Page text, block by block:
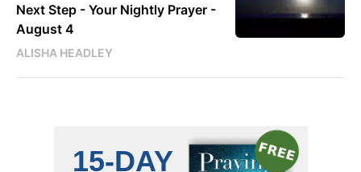
Next Step - Your Nightly Prayer -
August 4
ALISHA HEADLEY